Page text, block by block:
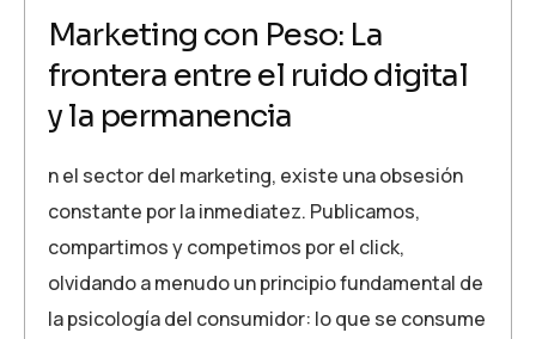
Marketing con Peso: La
frontera entre el ruido digital
y la permanencia
n el sector del marketing, existe una obsesión
constante por la inmediatez. Publicamos,
compartimos y competimos por el click,
olvidando a menudo un principio fundamental de
la psicología del consumidor: lo que se consume